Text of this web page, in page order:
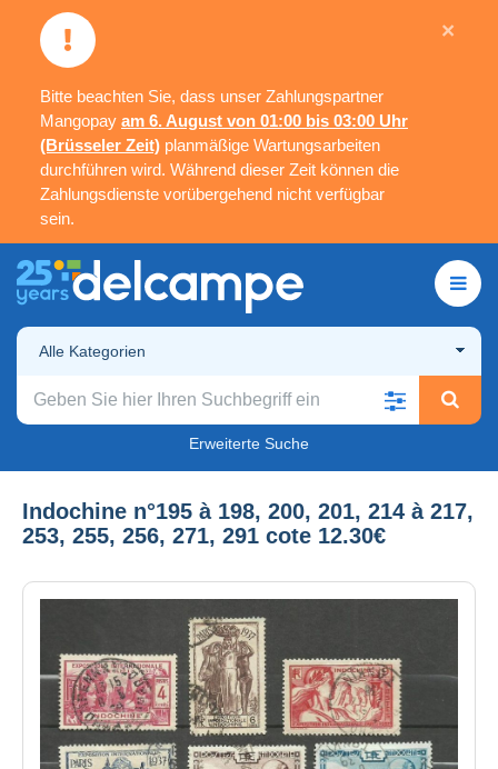
Bitte beachten Sie, dass unser Zahlungspartner
Mangopay am 6. August von 01:00 bis 03:00 Uhr
(Brüsseler Zeit) planmäßige Wartungsarbeiten
durchführen wird. Während dieser Zeit können die
Zahlungsdienste vorübergehend nicht verfügbar
sein.
×
Alle Kategorien
Erweiterte Suche
Indochine n°195 à 198, 200, 201, 214 à 217,
253, 255, 256, 271, 291 cote 12.30€